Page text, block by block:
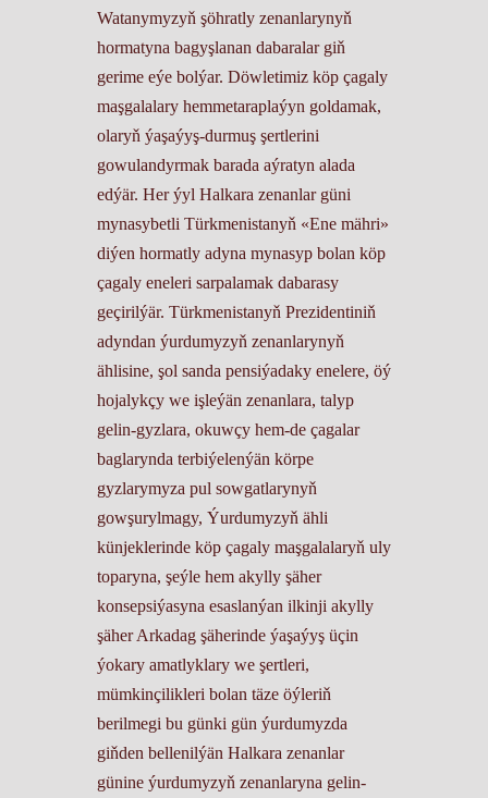
Watanymyzyň şöhratly zenanlarynyň
hormatyna bagyşlanan dabaralar giň
gerime eýe bolýar. Döwletimiz köp çagaly
maşgalalary hemmetaraplaýyn goldamak,
olaryň ýaşaýyş-durmuş şertlerini
gowulandyrmak barada aýratyn alada
edýär. Her ýyl Halkara zenanlar güni
mynasybetli Türkmenistanyň «Ene mähri»
diýen hormatly adyna mynasyp bolan köp
çagaly eneleri sarpalamak dabarasy
geçirilýär. Türkmenistanyň Prezidentiniň
adyndan ýurdumyzyň zenanlarynyň
ählisine, şol sanda pensiýadaky enelere, öý
hojalykçy we işleýän zenanlara, talyp
gelin-gyzlara, okuwçy hem-de çagalar
baglarynda terbiýelenýän körpe
gyzlarymyza pul sowgatlarynyň
gowşurylmagy, Ýurdumyzyň ähli
künjeklerinde köp çagaly maşgalalaryň uly
toparyna, şeýle hem akylly şäher
konsepsiýasyna esaslanýan ilkinji akylly
şäher Arkadag şäherinde ýaşaýyş üçin
ýokary amatlyklary we şertleri,
mümkinçilikleri bolan täze öýleriň
berilmegi bu günki gün ýurdumyzda
giňden bellenilýän Halkara zenanlar
günine ýurdumyzyň zenanlaryna gelin-